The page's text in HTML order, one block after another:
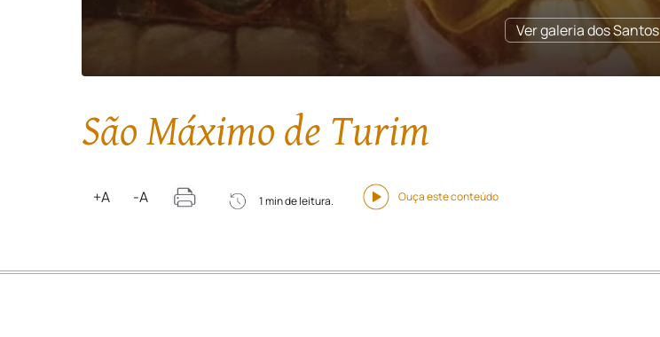
Ver galeria dos Santos
São Máximo de Turim
+A -A 1 min de leitura. Ouça este conteúdo